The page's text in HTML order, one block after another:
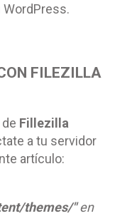
WordPress.
FILEZILLA
Fillezilla
a tu servidor
artículo:
themes/"en